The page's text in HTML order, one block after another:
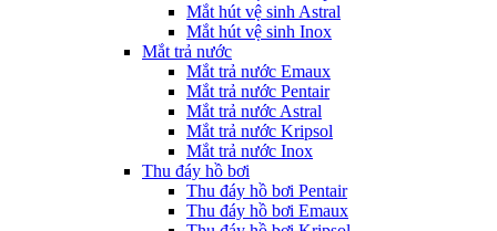
Mắt hút vệ sinh Astral
Mắt hút vệ sinh Inox
Mắt trả nước
Mắt trả nước Emaux
Mắt trả nước Pentair
Mắt trả nước Astral
Mắt trả nước Kripsol
Mắt trả nước Inox
Thu đáy hồ bơi
Thu đáy hồ bơi Pentair
Thu đáy hồ bơi Emaux